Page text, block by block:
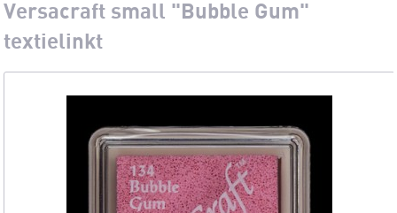
Versacraft small "Bubble Gum"
textielinkt